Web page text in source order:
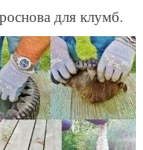
для клумб.